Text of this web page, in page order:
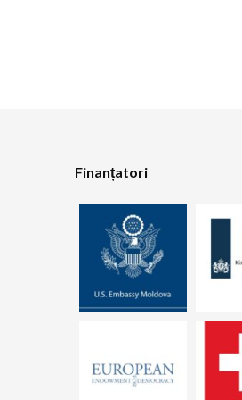
Finanțatori